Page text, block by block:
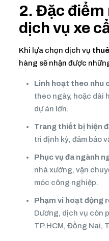
2. Đặc điểm
dịch vụ xe
Khi lựa chọn dịch vụ
hàng sẽ nhận được
Linh hoạt theo nhu
theo ngày, hoặc dài
dự án lớn.
Trang thiết bị hiện
trì định kỳ, đảm bảo
Phục vụ đa ngành
nhà xưởng, vận
móc công nghiệp.
Phạm vi hoạt động
Dương, dịch vụ còn
TP.HCM, Đồng Nai,